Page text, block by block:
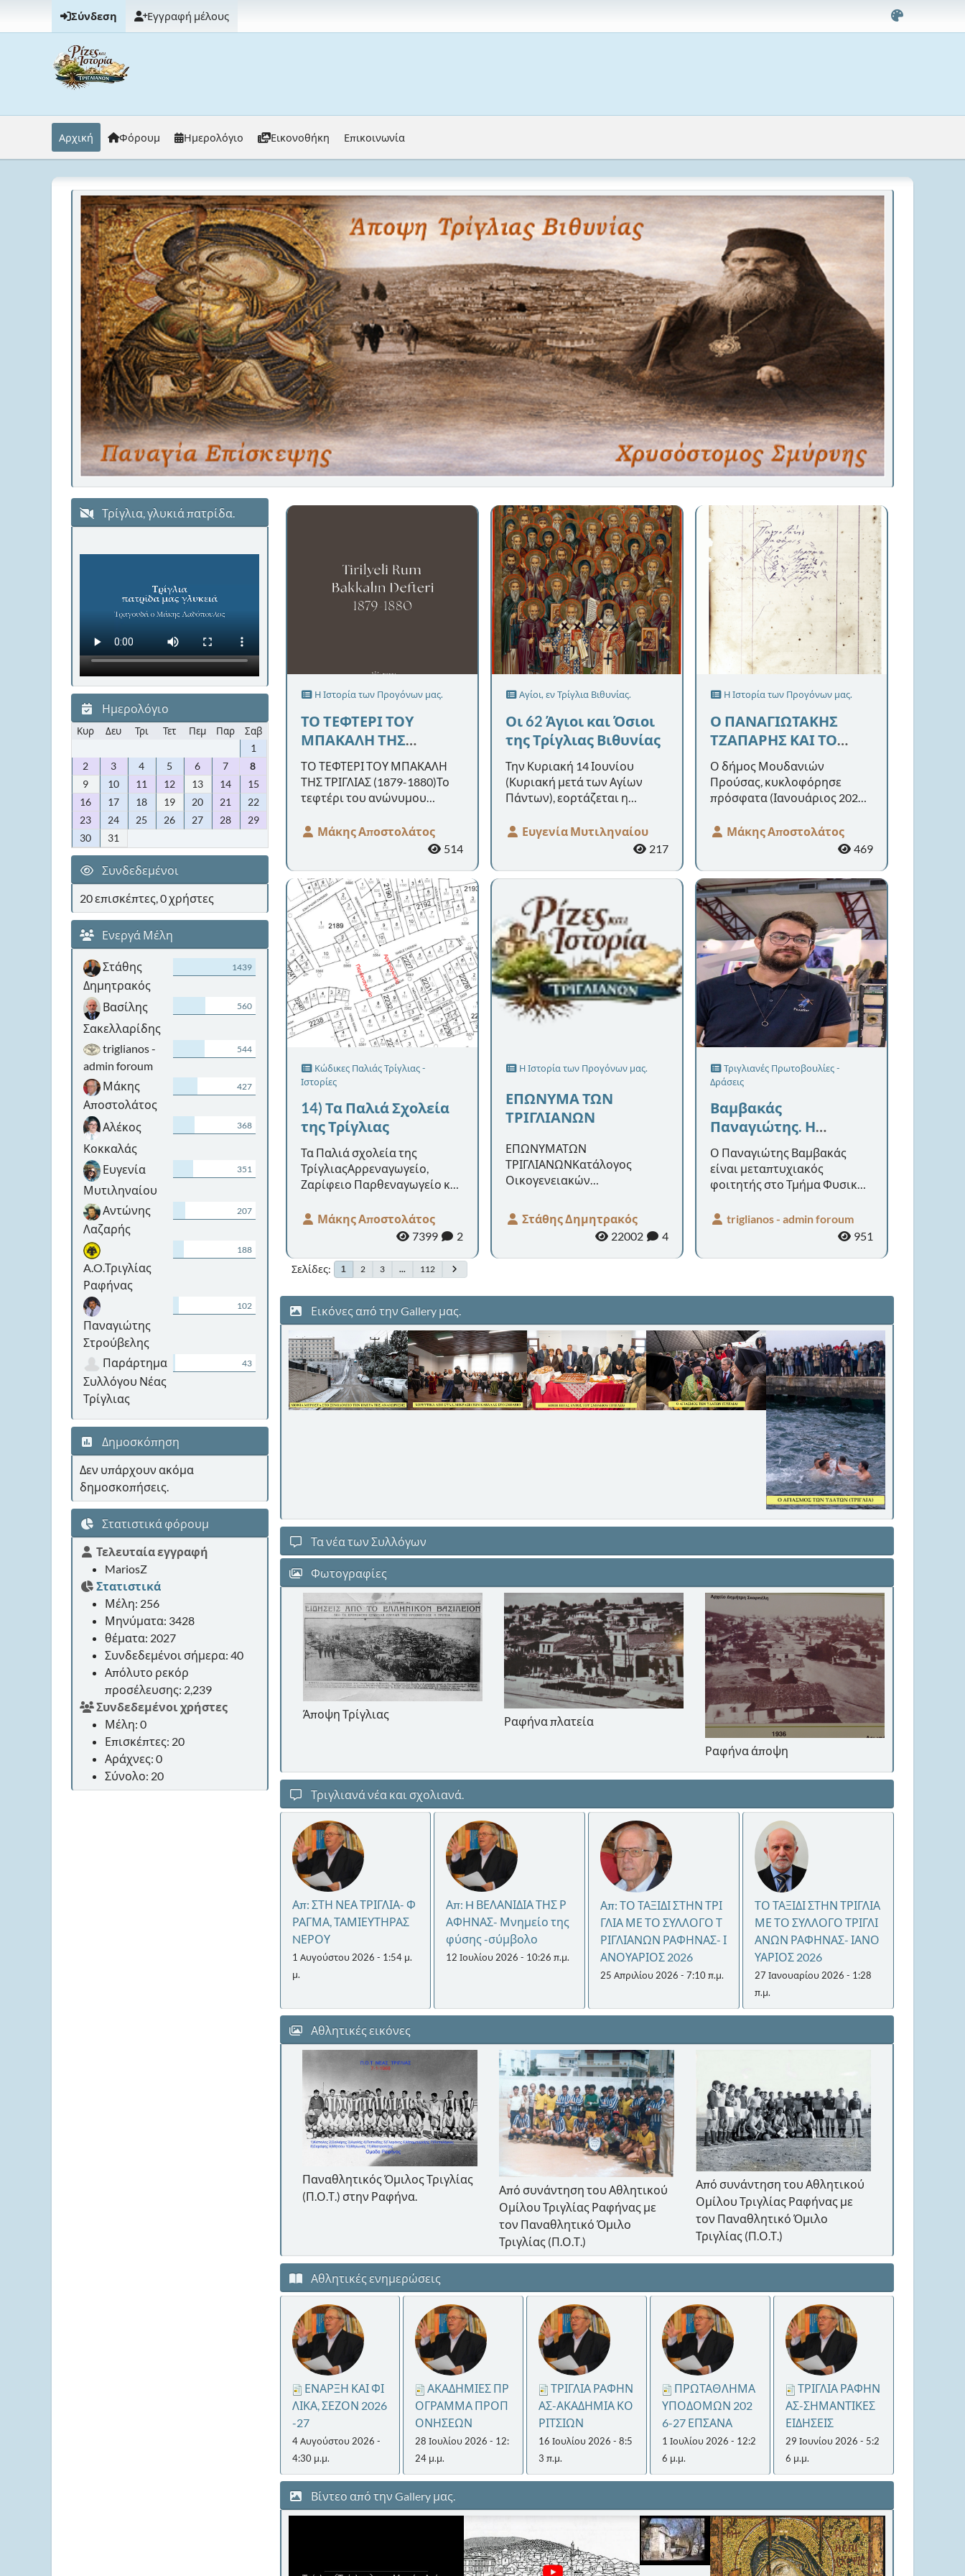
Σύνδεση Εγγραφή μέλους
Αρχική Φόρουμ Ημερολόγιο Εικονοθήκη Επικοινωνία
Τρίγλια, γλυκιά πατρίδα.
Ημερολόγιο
Κυρ Δευ Τρι Τετ Πεμ Παρ
Σαβ
1
2
3 4 5 6 7
8
9
10 11 12 13 14
15
16
17 18 19 20 21
22
23
24 25 26 27 28
29
30
31
Συνδεδεμένοι
20 επισκέπτες, 0 χρήστες
Ενεργά Μέλη
Στάθης
Δημητρακός
1439
Βασίλης
Σακελλαρίδης
560
triglianos -
admin foroum
544
Μάκης
Αποστολάτος
427
Αλέκος
Κοκκαλάς
368
Ευγενία
Μυτιληναίου
351
Αντώνης
Λαζαρής
207
A.O.Τριγλίας
Ραφήνας
188
Παναγιώτης
Στρούβελης
102
Παράρτημα
Συλλόγου Νέας
Τρίγλιας
43
Δημοσκόπηση
Δεν υπάρχουν ακόμα
δημοσκοπήσεις.
Στατιστικά φόρουμ
Τελευταία εγγραφή
MariosZ
Στατιστικά
Μέλη: 256
Μηνύματα: 3428
θέματα: 2027
Συνδεδεμένοι σήμερα: 40
Απόλυτο ρεκόρ
προσέλευσης: 2,239
Συνδεδεμένοι χρήστες
Μέλη: 0
Επισκέπτες: 20
Αράχνες: 0
Σύνολο: 20
Η Ιστορία των Προγόνων μας.
ΤΟ ΤΕΦΤΕΡΙ ΤΟΥ
ΜΠΑΚΑΛΗ ΤΗΣ
ΤΡΙΓΛΙΑΣ (1879-1880)
ΤΟ ΤΕΦΤΕΡΙ ΤΟΥ ΜΠΑΚΑΛΗ
ΤΗΣ ΤΡΙΓΛΙΑΣ (1879-1880)Το
τεφτέρι του ανώνυμου
παρουσιάστηκε, αρχικά, στο
Μάκης Αποστολάτος
514
Αγίοι, εν Τρίγλια Βιθυνίας.
Οι 62 Άγιοι και Όσιοι
της Τρίγλιας Βιθυνίας
Την Κυριακή 14 Ιουνίου
(Κυριακή μετά των Αγίων
Πάντων), εορτάζεται η
Αγίων Ομολογητών Πατέρων.
Τη έρευνα για την καταγραφή
Ευγενία Μυτιληναίου
217
Η Ιστορία των Προγόνων μας.
Ο ΠΑΝΑΓΙΩΤΑΚΗΣ
ΤΖΑΠΑΡΗΣ ΚΑΙ ΤΟ
ΤΕΦΤΕΡΙ ΤΟΥ
ΤΡΙΓΛΙΑΝΟΥ
ΜΠΑΚΑΛΗ (1879-1880)
Ο δήμος Μουδανιών
Προύσας, κυκλοφόρησε
πρόσφατα (Ιανουάριος 2026)
"Τεφτέρι" του Έλληνα
Τριγλιανού μπακάλη (1879-
Μάκης Αποστολάτος
469
Κώδικες Παλιάς Τρίγλιας -
Ιστορίες
14) Τα Παλιά Σχολεία
της Τρίγλιας
Τα Παλιά σχολεία της
ΤρίγλιαςΑρρεναγωγείο,
Ζαρίφειο Παρθεναγωγείο και
της Τρίγλιας, που
φυλάσσονται στα Γενικά
Μάκης Αποστολάτος
7399
2
Η Ιστορία των Προγόνων μας.
ΕΠΩΝΥΜΑ ΤΩΝ
ΤΡΙΓΛΙΑΝΩΝ
ΕΠΩΝΥΜΑΤΩΝ
ΤΡΙΓΛΙΑΝΩΝΚατάλογος
Οικογενειακών
(πρόπλασμα)Στάθης
ΔημητρακόςΕΠΩΝΥΜΑ
ΤΡΙΓΛΙΑΝΏΝΣυλλογή –
Ετυμολογία –
Στάθης Δημητρακός
22002
4
Τριγλιανές Πρωτοβουλίες -
Δράσεις
Βαμβακάς
Παναγιώτης. Η
συμμετοχή του στον
Ελληνικό
νανοδορυφόρο
Ο Παναγιώτης Βαμβακάς
είναι μεταπτυχιακός
φοιτητής στο Τμήμα Φυσικής
φοιτητικής ομάδας PeakSat.
Εντάχθηκε στην ομάδα το
triglianos - admin foroum
951
Σελίδες 1 2 3 ... 112
Εικόνες από την Gallery μας.
Τα νέα των Συλλόγων
Φωτογραφίες
Τριγλιανές Άποψη Τρίγλιας
Ραφήνα πλατεία
Ραφήνα άποψη
Τριγλιανά νέα και σχολιανά.
Απ: ΣΤΗ ΝΕΑ ΤΡΙΓΛΙΑ- Φ
ΡΑΓΜΑ, ΤΑΜΙΕΥΤΗΡΑΣ
NΕΡΟΥ
1 Αυγούστου 2026 - 1:54 μ.
μ.
Απ: H ΒΕΛΑΝΙΔΙΑ ΤΗΣ Ρ
ΑΦΗΝΑΣ- Μνημείο της
φύσης -σύμβολο
12 Ιουλίου 2026 - 10:26 π.μ.
Απ: ΤΟ ΤΑΞΙΔΙ ΣΤΗΝ ΤΡΙ
ΓΛΙΑ ΜΕ ΤΟ ΣΥΛΛΟΓΟ Τ
ΡΙΓΛΙΑΝΩΝ ΡΑΦΗΝΑΣ- Ι
ΑΝΟΥΑΡΙΟΣ 2026
25 Απριλίου 2026 - 7:10 π.μ.
ΤΟ ΤΑΞΙΔΙ ΣΤΗΝ ΤΡΙΓΛΙΑ
ΜΕ ΤΟ ΣΥΛΛΟΓΟ ΤΡΙΓΛΙ
ΑΝΩΝ ΡΑΦΗΝΑΣ- ΙΑΝΟ
ΥΑΡΙΟΣ 2026
27 Ιανουαρίου 2026 - 1:28
π.μ.
Αθλητικές εικόνες
Παναθλητικός Όμιλος Τριγλίας
(Π.Ο.Τ.) στην Ραφήνα.
Από συνάντηση του Αθλητικού
Ομίλου Τριγλίας Ραφήνας με
τον Παναθλητικό Όμιλο
Τριγλίας (Π.Ο.Τ.)
Από συνάντηση του Αθλητικού
Ομίλου Τριγλίας Ραφήνας με
τον Παναθλητικό Όμιλο
Τριγλίας (Π.Ο.Τ.)
Αθλητικές ενημερώσεις
ΕΝΑΡΞΗ ΚΑΙ ΦΙ
ΛΙΚΑ, ΣΕΖΟΝ 2026
-27
4 Αυγούστου 2026 -
4:30 μ.μ.
ΑΚΑΔΗΜΙΕΣ ΠΡ
ΟΓΡΑΜΜΑ ΠΡΟΠ
ΟΝΗΣΕΩΝ
28 Ιουλίου 2026 - 12:
24 μ.μ.
ΤΡΙΓΛΙΑ ΡΑΦΗΝ
ΑΣ-ΑΚΑΔΗΜΙΑ ΚΟ
ΡΙΤΣΙΩΝ
16 Ιουλίου 2026 - 8:5
3 π.μ.
ΠΡΩΤΑΘΛΗΜΑ
ΥΠΟΔΟΜΩΝ 202
6-27 ΕΠΣΑΝΑ
1 Ιουλίου 2026 - 12:2
6 μ.μ.
ΤΡΙΓΛΙΑ ΡΑΦΗΝ
ΑΣ-ΣΗΜΑΝΤΙΚΕΣ
ΕΙΔΗΣΕΙΣ
29 Ιουνίου 2026 - 5:2
6 μ.μ.
Βίντεο από την Gallery μας.